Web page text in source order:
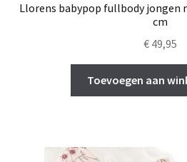
Llorens babypop fullbody jongen
cm
€49,95
Toevoegen aan